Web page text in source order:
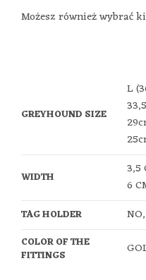
Możesz również wybrać
GREYHOUND SIZE
L
WIDTH
3,5
6
TAG HOLDER
COLOR OF THE
FITTINGS